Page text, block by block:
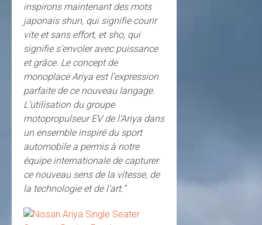
inspirons maintenant des mots
japonais shun, qui signifie courir
vite et sans effort, et sho, qui
signifie s’envoler avec puissance
et grâce. Le concept de
monoplace Ariya est l’expression
parfaite de ce nouveau langage.
L’utilisation du groupe
motopropulseur EV de l’Ariya dans
un ensemble inspiré du sport
automobile a permis à notre
équipe internationale de capturer
ce nouveau sens de la vitesse, de
la technologie et de l’art.”